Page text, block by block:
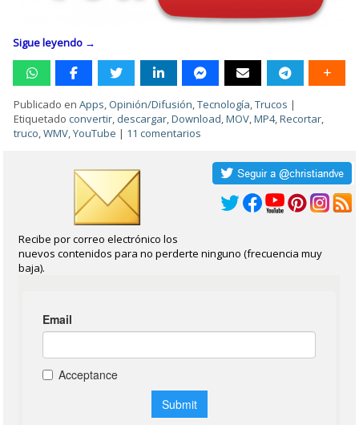
Sigue leyendo →
Publicado en Apps, Opinión/Difusión,Tecnología,Trucos |
Etiquetado convertir, descargar,Download,MOV,MP4,Recortar,
truco,WMV,YouTube | 11 comentarios
Recibe por correo electrónico los
nuevos contenidos para no perderte ninguno (frecuencia muy
baja).